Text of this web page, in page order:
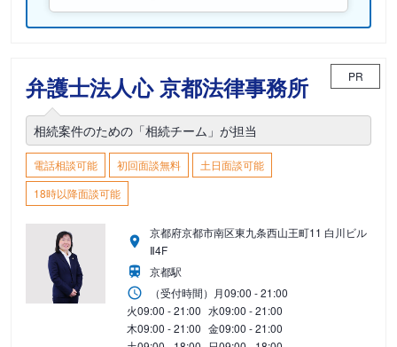
弁護士法人心 京都法律事務所 PR
相続案件のための「相続チーム」が担当
電話相談可能 初回面談無料
土日面談可能
18時以降面談可能
京都府京都市南区東九条西山王町11 白川ビル
Ⅱ4F
京都駅
（受付時間） 月09:00 - 21:00
火09:00 - 21:00 水09:00 - 21:00
木09:00 - 21:00 金09:00 - 21:00